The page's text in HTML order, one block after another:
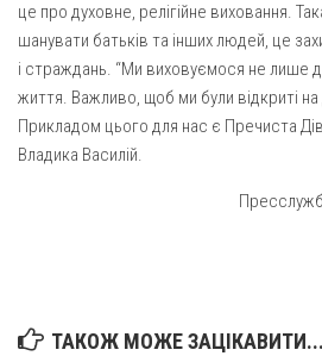
Успіння Пресвятої
Парохії Сумської області
Введення в храм
Матері Божої Неустанної
Монастир сестер милосердя Св.
це про духовне, релігійне виховання.
шанувати батьків та інших людей, це
і страждань. “Ми виховуємося не лише
життя. Важливо, щоб ми були відкриті
Прикладом цього для нас є Пречиста
Владика Василій.
ТАКОЖ МОЖЕ ЗАЦІКАВИТИ...